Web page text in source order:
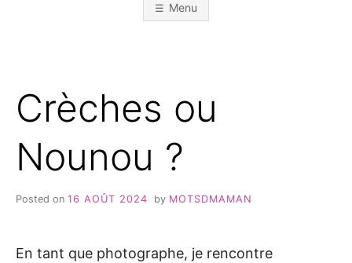
Menu
Crèches ou
Nounou ?
Posted on 16 AOÛT 2024 by MOTSDMAMAN
En tant que photographe, je rencontre